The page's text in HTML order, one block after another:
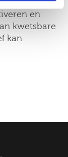
en
kwetsbare
kan